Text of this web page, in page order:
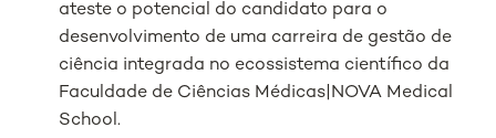
ateste o potencial do candidato para o
desenvolvimento de uma carreira de gestão de
ciência integrada no ecossistema científico da
Faculdade de Ciências Médicas|NOVA Medical
School.